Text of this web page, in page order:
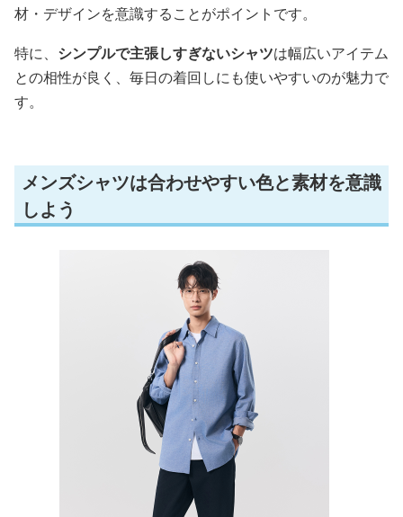
材・デザインを意識することがポイントです。
特に、 シンプルで主張しすぎないシャツは幅広いアイテム
との相性が良く、毎日の着回しにも使いやすいのが魅力で
す。
メンズシャツは合わせやすい色と素材を意識
しよう